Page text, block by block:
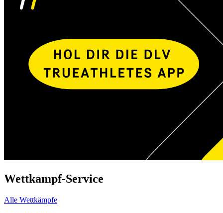
Wettkampf-Service
Alle Wettkämpfe